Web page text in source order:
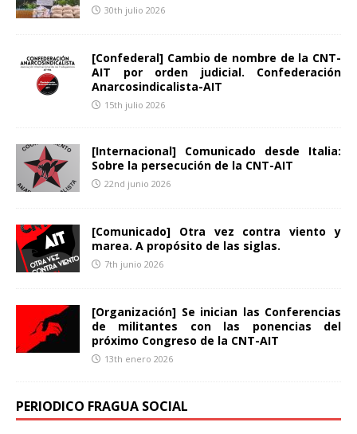
30th julio 2026
[Confederal] Cambio de nombre de la CNT-
AIT por orden judicial. Confederación
Anarcosindicalista-AIT
15th julio 2026
[Internacional] Comunicado desde Italia:
Sobre la persecución de la CNT-AIT
22nd junio 2026
[Comunicado] Otra vez contra viento y
marea. A propósito de las siglas.
7th junio 2026
[Organización] Se inician las Conferencias
de militantes con las ponencias del
próximo Congreso de la CNT-AIT
13th enero 2026
PERIODICO FRAGUA SOCIAL